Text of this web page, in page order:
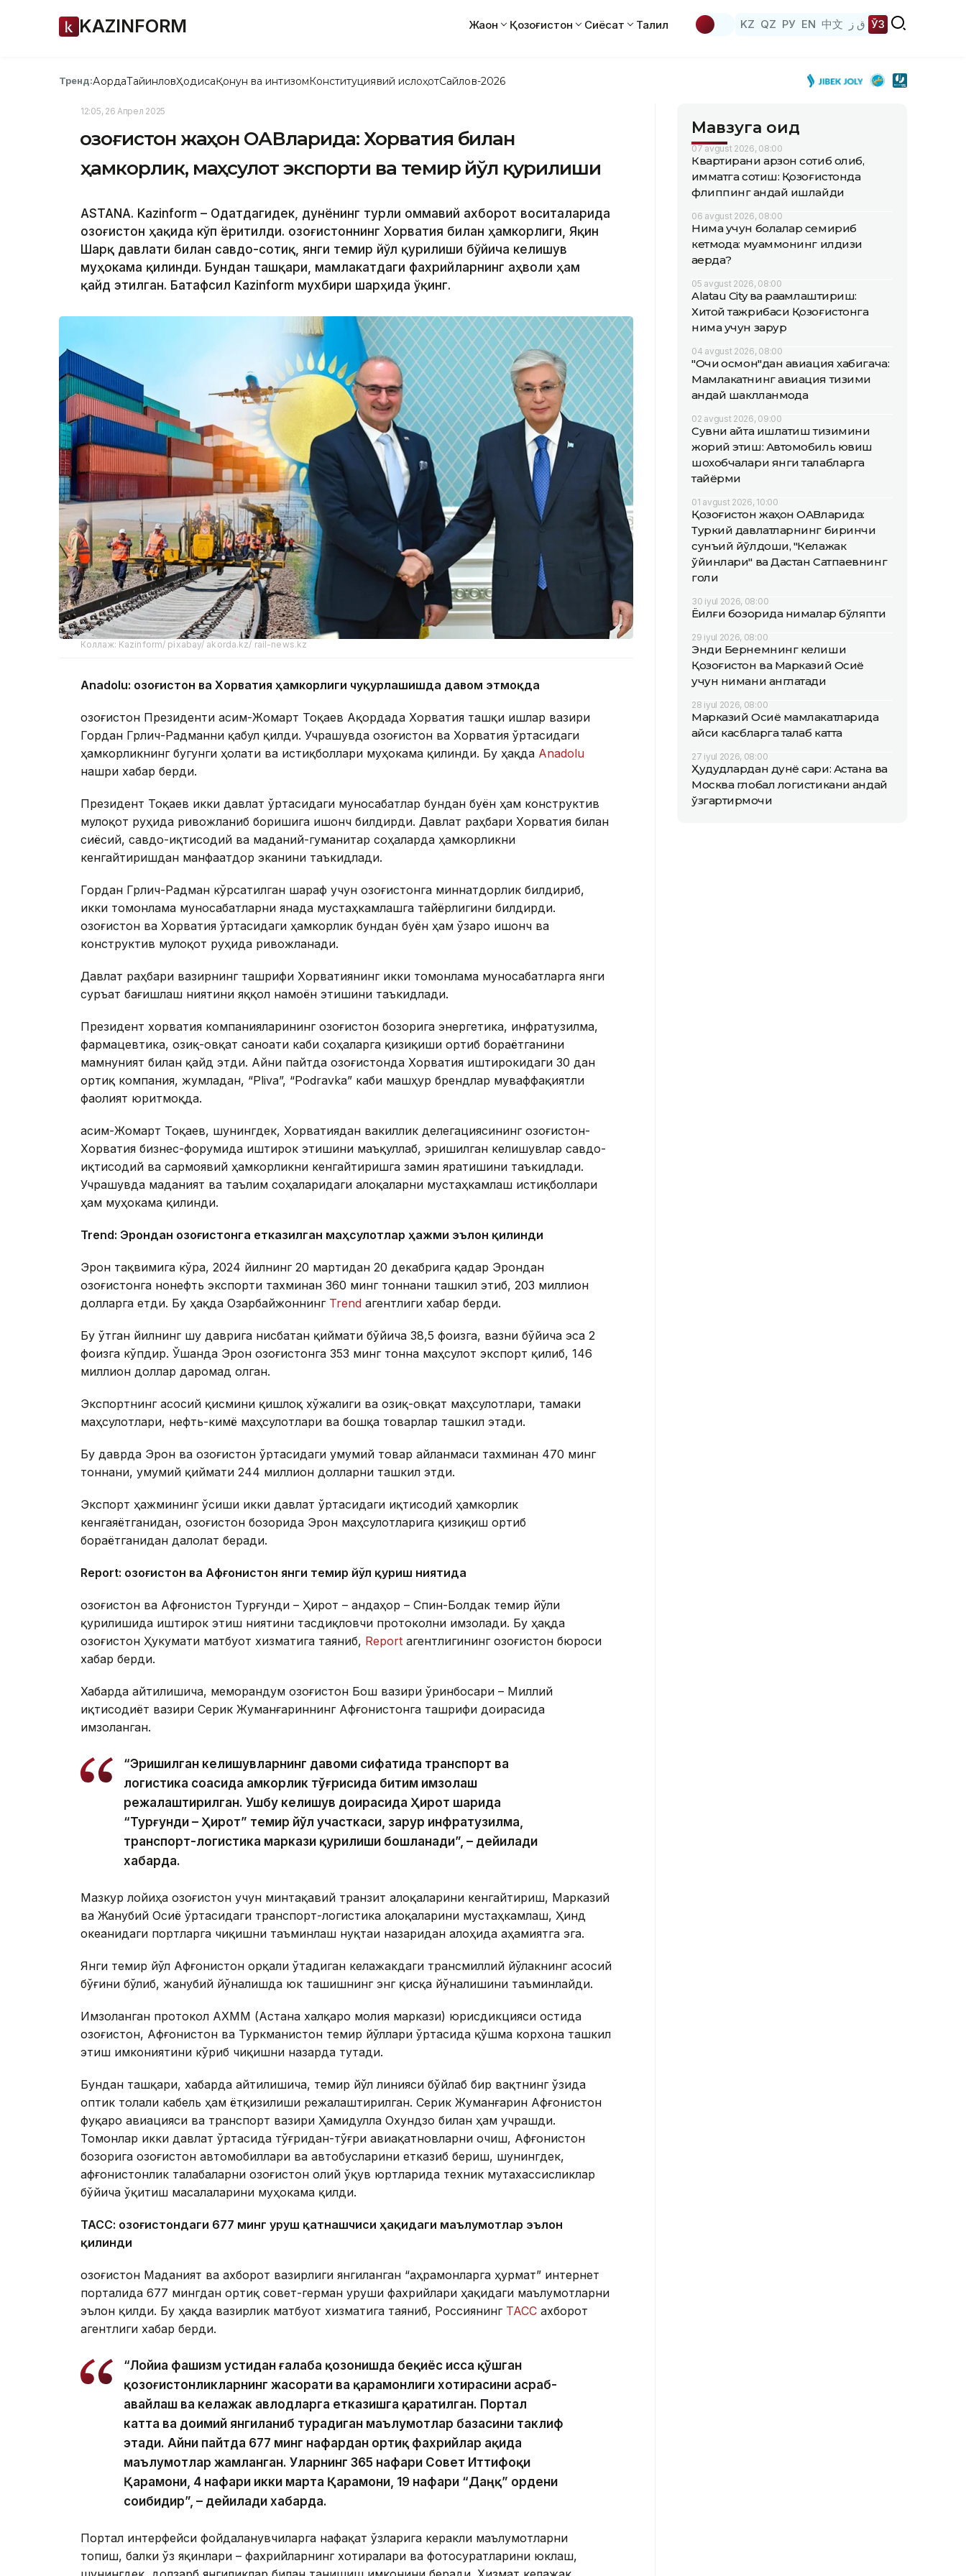
KAZINFORM Жаҳон Қозоғистон Сиёсат Таҳлил KZ QZ РУ EN 中文 ق ز ЎЗ
Тренд:АқордаТайинловҲодисаҚонун ва интизомКонституциявий ислоҳотСайлов-2026
12:05, 26 Апрел 2025
Қозоғистон жаҳон ОАВларида: Хорватия билан
ҳамкорлик, маҳсулот экспорти ва темир йўл қурилиши
ASTANA. Kazinform – Одатдагидек, дунёнинг турли оммавий ахборот воситаларида
Қозоғистон ҳақида кўп ёритилди. Қозоғистоннинг Хорватия билан ҳамкорлиги, Яқин
Шарқ давлати билан савдо-сотиқ, янги темир йўл қурилиши бўйича келишув
муҳокама қилинди. Бундан ташқари, мамлакатдаги фахрийларнинг аҳволи ҳам
қайд этилган. Батафсил Kazinform мухбири шарҳида ўқинг.
Коллаж: Kazinform/ pixabay/ akorda.kz/ rail-news.kz
Anadolu: Қозоғистон ва Хорватия ҳамкорлиги чуқурлашишда давом этмоқда
Қозоғистон Президенти Қасим-Жомарт Тоқаев Ақордада Хорватия ташқи ишлар вазири
Гордан Грлич-Радманни қабул қилди. Учрашувда Қозоғистон ва Хорватия ўртасидаги
ҳамкорликнинг бугунги ҳолати ва истиқболлари муҳокама қилинди. Бу ҳақда Anadolu
нашри хабар берди.
Президент Тоқаев икки давлат ўртасидаги муносабатлар бундан буён ҳам конструктив
мулоқот руҳида ривожланиб боришига ишонч билдирди. Давлат раҳбари Хорватия билан
сиёсий, савдо-иқтисодий ва маданий-гуманитар соҳаларда ҳамкорликни
кенгайтиришдан манфаатдор эканини таъкидлади.
Гордан Грлич-Радман кўрсатилган шараф учун Қозоғистонга миннатдорлик билдириб,
икки томонлама муносабатларни янада мустаҳкамлашга тайёрлигини билдирди.
Қозоғистон ва Хорватия ўртасидаги ҳамкорлик бундан буён ҳам ўзаро ишонч ва
конструктив мулоқот руҳида ривожланади.
Давлат раҳбари вазирнинг ташрифи Хорватиянинг икки томонлама муносабатларга янги
суръат бағишлаш ниятини яққол намоён этишини таъкидлади.
Президент хорватия компанияларининг Қозоғистон бозорига энергетика, инфратузилма,
фармацевтика, озиқ-овқат саноати каби соҳаларга қизиқиши ортиб бораётганини
мамнуният билан қайд этди. Айни пайтда Қозоғистонда Хорватия иштирокидаги 30 дан
ортиқ компания, жумладан, “Pliva”, “Podravka” каби машҳур брендлар муваффақиятли
фаолият юритмоқда.
Қасим-Жомарт Тоқаев, шунингдек, Хорватиядан вакиллик делегациясининг Қозоғистон-
Хорватия бизнес-форумида иштирок этишини маъқуллаб, эришилган келишувлар савдо-
иқтисодий ва сармоявий ҳамкорликни кенгайтиришга замин яратишини таъкидлади.
Учрашувда маданият ва таълим соҳаларидаги алоқаларни мустаҳкамлаш истиқболлари
ҳам муҳокама қилинди.
Trend: Эрондан Қозоғистонга етказилган маҳсулотлар ҳажми эълон қилинди
Эрон тақвимига кўра, 2024 йилнинг 20 мартидан 20 декабрига қадар Эрондан
Қозоғистонга нонефть экспорти тахминан 360 минг тоннани ташкил этиб, 203 миллион
долларга етди. Бу ҳақда Озарбайжоннинг Trend агентлиги хабар берди.
Бу ўтган йилнинг шу даврига нисбатан қиймати бўйича 38,5 фоизга, вазни бўйича эса 2
фоизга кўпдир. Ўшанда Эрон Қозоғистонга 353 минг тонна маҳсулот экспорт қилиб, 146
миллион доллар даромад олган.
Экспортнинг асосий қисмини қишлоқ хўжалиги ва озиқ-овқат маҳсулотлари, тамаки
маҳсулотлари, нефть-кимё маҳсулотлари ва бошқа товарлар ташкил этади.
Бу даврда Эрон ва Қозоғистон ўртасидаги умумий товар айланмаси тахминан 470 минг
тоннани, умумий қиймати 244 миллион долларни ташкил этди.
Экспорт ҳажмининг ўсиши икки давлат ўртасидаги иқтисодий ҳамкорлик
кенгаяётганидан, Қозоғистон бозорида Эрон маҳсулотларига қизиқиш ортиб
бораётганидан далолат беради.
Report: Қозоғистон ва Афғонистон янги темир йўл қуриш ниятида
Қозоғистон ва Афғонистон Турғунди – Ҳирот – Қандаҳор – Спин-Болдак темир йўли
қурилишида иштирок этиш ниятини тасдиқловчи протоколни имзолади. Бу ҳақда
Қозоғистон Ҳукумати матбуот хизматига таяниб, Report агентлигининг Қозоғистон бюроси
хабар берди.
Хабарда айтилишича, меморандум Қозоғистон Бош вазири ўринбосари – Миллий
иқтисодиёт вазири Серик Жуманғариннинг Афғонистонга ташрифи доирасида
имзоланган.
“Эришилган келишувларнинг давоми сифатида транспорт ва
логистика соҳасида ҳамкорлик тўғрисида битим имзолаш
режалаштирилган. Ушбу келишув доирасида Ҳирот шаҳрида
“Турғунди – Ҳирот” темир йўл участкаси, зарур инфратузилма,
транспорт-логистика маркази қурилиши бошланади”, – дейилади
хабарда.
Мазкур лойиҳа Қозоғистон учун минтақавий транзит алоқаларини кенгайтириш, Марказий
ва Жанубий Осиё ўртасидаги транспорт-логистика алоқаларини мустаҳкамлаш, Ҳинд
океанидаги портларга чиқишни таъминлаш нуқтаи назаридан алоҳида аҳамиятга эга.
Янги темир йўл Афғонистон орқали ўтадиган келажакдаги трансмиллий йўлакнинг асосий
бўғини бўлиб, жанубий йўналишда юк ташишнинг энг қисқа йўналишини таъминлайди.
Имзоланган протокол АХММ (Астана халқаро молия маркази) юрисдикцияси остида
Қозоғистон, Афғонистон ва Туркманистон темир йўллари ўртасида қўшма корхона ташкил
этиш имкониятини кўриб чиқишни назарда тутади.
Бундан ташқари, хабарда айтилишича, темир йўл линияси бўйлаб бир вақтнинг ўзида
оптик толали кабель ҳам ётқизилиши режалаштирилган. Серик Жуманғарин Афғонистон
фуқаро авиацияси ва транспорт вазири Ҳамидулла Охундзо билан ҳам учрашди.
Томонлар икки давлат ўртасида тўғридан-тўғри авиақатновларни очиш, Афғонистон
бозорига Қозоғистон автомобиллари ва автобусларини етказиб бериш, шунингдек,
афғонистонлик талабаларни Қозоғистон олий ўқув юртларида техник мутахассисликлар
бўйича ўқитиш масалаларини муҳокама қилди.
ТАСС: Қозоғистондаги 677 минг уруш қатнашчиси ҳақидаги маълумотлар эълон
қилинди
Қозоғистон Маданият ва ахборот вазирлиги янгиланган “Қаҳрамонларга ҳурмат” интернет
порталида 677 мингдан ортиқ совет-герман уруши фахрийлари ҳақидаги маълумотларни
эълон қилди. Бу ҳақда вазирлик матбуот хизматига таяниб, Россиянинг ТАСС ахборот
агентлиги хабар берди.
“Лойиҳа фашизм устидан ғалаба қозонишда беқиёс ҳисса қўшган
қозоғистонликларнинг жасорати ва қаҳрамонлиги хотирасини асраб-
авайлаш ва келажак авлодларга етказишга қаратилган. Портал
катта ва доимий янгиланиб турадиган маълумотлар базасини таклиф
этади. Айни пайтда 677 минг нафардан ортиқ фахрийлар ҳақида
маълумотлар жамланган. Уларнинг 365 нафари Совет Иттифоқи
Қаҳрамони, 4 нафари икки марта Қаҳрамони, 19 нафари “Даңқ” ордени
соҳибидир”, – дейилади хабарда.
Портал интерфейси фойдаланувчиларга нафақат ўзларига керакли маълумотларни
топиш, балки ўз яқинлари – фахрийларнинг хотиралари ва фотосуратларини юклаш,
Мавзуга оид
07 avgust 2026, 08:00
Квартирани арзон сотиб олиб,
қимматга сотиш: Қозоғистонда
флиппинг қандай ишлайди
06 avgust 2026, 08:00
Нима учун болалар семириб
кетмоқда: муаммонинг илдизи
қаерда?
05 avgust 2026, 08:00
Alatau City ва рақамлаштириш:
Хитой тажрибаси Қозоғистонга
нима учун зарур
04 avgust 2026, 08:00
"Очиқ осмон"дан авиация хабигача:
Мамлакатнинг авиация тизими
қандай шаклланмоқда
02 avgust 2026, 09:00
Сувни қайта ишлатиш тизимини
жорий этиш: Автомобиль ювиш
шохобчалари янги талабларга
тайёрми
01 avgust 2026, 10:00
Қозоғистон жаҳон ОАВларида:
Туркий давлатларнинг биринчи
сунъий йўлдоши, "Келажак
ўйинлари" ва Дастан Сатпаевнинг
голи
30 iyul 2026, 08:00
Ёқилғи бозорида нималар бўляпти
29 iyul 2026, 08:00
Энди Бернемнинг келиши
Қозоғистон ва Марказий Осиё
учун нимани англатади
28 iyul 2026, 08:00
Марказий Осиё мамлакатларида
қайси касбларга талаб катта
27 iyul 2026, 08:00
Ҳудудлардан дунё сари: Астана ва
Москва глобал логистикани қандай
ўзгартирмоқчи